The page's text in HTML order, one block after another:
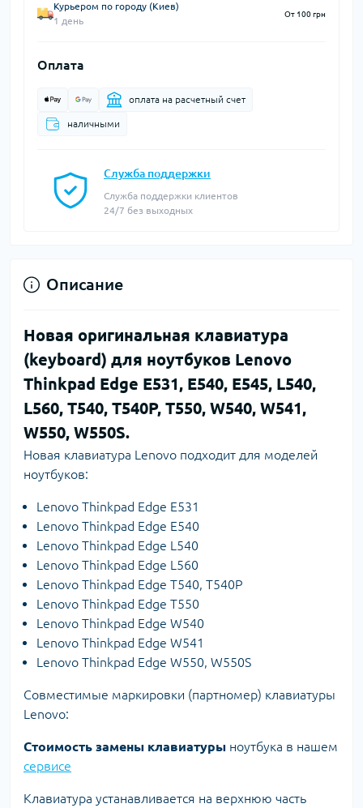
Курьером по городу (Киев)
1 день
От 100 грн
Оплата
оплата на расчетный счет
наличными
Служба поддержки
Служба поддержки клиентов
24/7 без выходных
Описание
Новая оригинальная клавиатура
(keyboard) для ноутбуков Lenovo
Thinkpad Edge E531, E540, E545, L540,
L560, T540, T540P, T550, W540, W541,
W550, W550S.
Новая клавиатура Lenovo подходит для моделей
ноутбуков:
Lenovo Thinkpad Edge E531
Lenovo Thinkpad Edge E540
Lenovo Thinkpad Edge L540
Lenovo Thinkpad Edge L560
Lenovo Thinkpad Edge T540, T540P
Lenovo Thinkpad Edge T550
Lenovo Thinkpad Edge W540
Lenovo Thinkpad Edge W541
Lenovo Thinkpad Edge W550, W550S
Совместимые маркировки (партномер) клавиатуры
Lenovo:
Стоимость замены клавиатуры ноутбука в нашем
сервисе
Клавиатура устанавливается на верхнюю часть